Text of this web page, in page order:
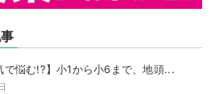
で悩む!?】小1から小6まで、地頭...